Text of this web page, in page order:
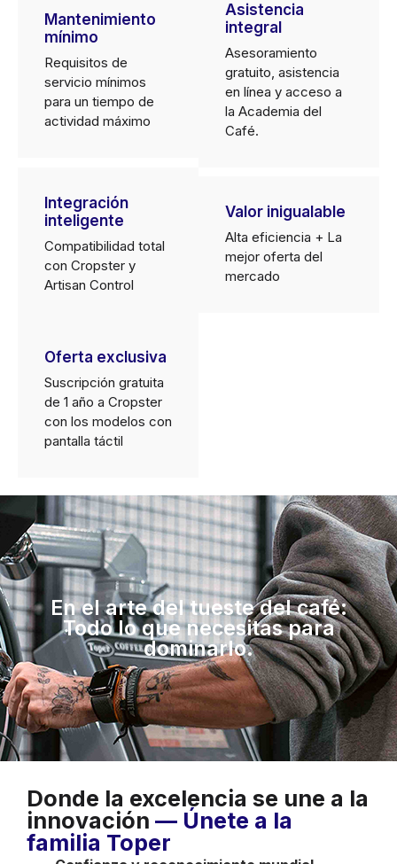
Mantenimiento
mínimo
Requisitos de
servicio mínimos
para un tiempo de
actividad máximo
Asistencia
integral
Asesoramiento
gratuito, asistencia
en línea y acceso a
la Academia del
Café.
Integración
inteligente
Compatibilidad total
con Cropster y
Artisan Control
Valor inigualable
Alta eficiencia + La
mejor oferta del
mercado
Oferta exclusiva
Suscripción gratuita
de 1 año a Cropster
con los modelos con
pantalla táctil
En el arte del tueste del café:
Todo lo que necesitas para
dominarlo.
Donde la excelencia se une a la
innovación — Únete a la
familia Toper